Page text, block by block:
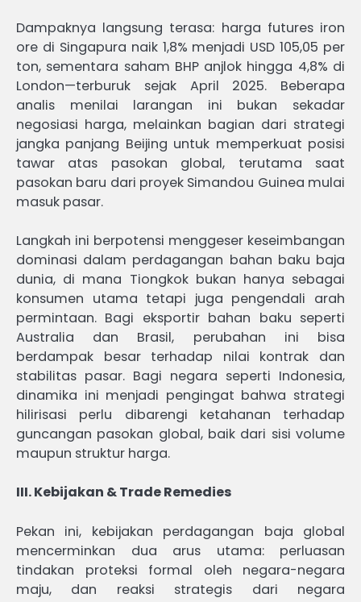
Dampaknya langsung terasa: harga futures iron
ore di Singapura naik 1,8% menjadi USD 105,05 per
ton, sementara saham BHP anjlok hingga 4,8% di
London—terburuk sejak April 2025. Beberapa
analis menilai larangan ini bukan sekadar
negosiasi harga, melainkan bagian dari strategi
jangka panjang Beijing untuk memperkuat posisi
tawar atas pasokan global, terutama saat
pasokan baru dari proyek Simandou Guinea mulai
masuk pasar.
Langkah ini berpotensi menggeser keseimbangan
dominasi dalam perdagangan bahan baku baja
dunia, di mana Tiongkok bukan hanya sebagai
konsumen utama tetapi juga pengendali arah
permintaan. Bagi eksportir bahan baku seperti
Australia dan Brasil, perubahan ini bisa
berdampak besar terhadap nilai kontrak dan
stabilitas pasar. Bagi negara seperti Indonesia,
dinamika ini menjadi pengingat bahwa strategi
hilirisasi perlu dibarengi ketahanan terhadap
guncangan pasokan global, baik dari sisi volume
maupun struktur harga.
III. Kebijakan & Trade Remedies
Pekan ini, kebijakan perdagangan baja global
mencerminkan dua arus utama: perluasan
tindakan proteksi formal oleh negara-negara
maju, dan reaksi strategis dari negara